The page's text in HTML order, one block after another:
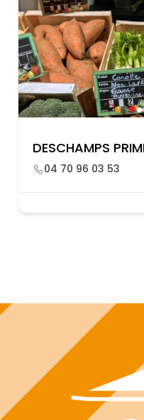
DESCHAMPS
04 70 96 03 53